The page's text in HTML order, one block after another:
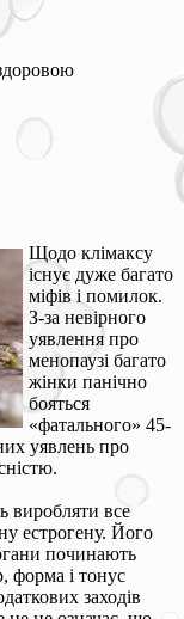
Щодо клімаксу
існує дуже багато
міфів і помилок.
З-за невірного
уявлення про
менопаузі багато
жінки панічно
бояться
«фатального» 45-
уявлень про
виробляти все
естрогену. Його
починають
форма і тонус
заходів